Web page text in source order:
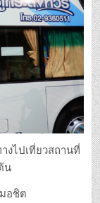
งไปเที่ยวสถานที่
น
อชิต